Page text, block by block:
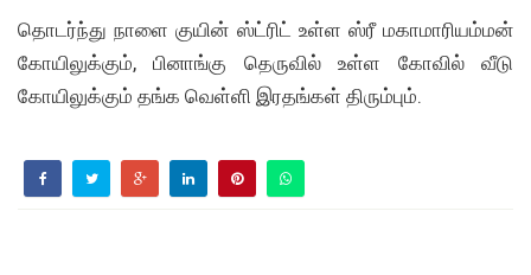
தொடர்ந்து நாளை குயின் ஸ்ட்ரிட் உள்ள ஸ்ரீ மகாமாரியம்மன்
கோயிலுக்கும், பினாங்கு தெருவில் உள்ள கோவில் வீடு
கோயிலுக்கும் தங்க வெள்ளி இரதங்கள் திரும்பும்.